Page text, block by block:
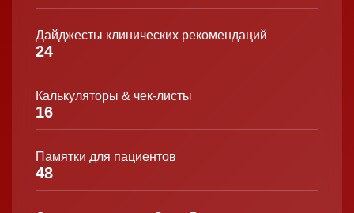
Дайджесты клинических рекомендаций
24
Калькуляторы & чек-листы
16
Памятки для пациентов
48